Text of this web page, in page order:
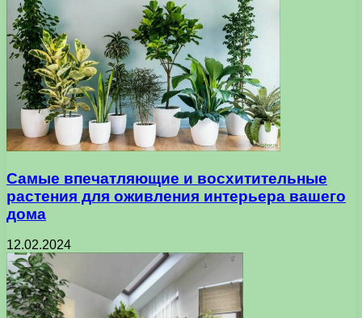
Самые впечатляющие и восхитительные
растения для оживления интерьера вашего
дома
12.02.2024